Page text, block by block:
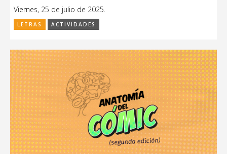
Viernes, 25 de julio de 2025.
LETRAS ACTIVIDADES